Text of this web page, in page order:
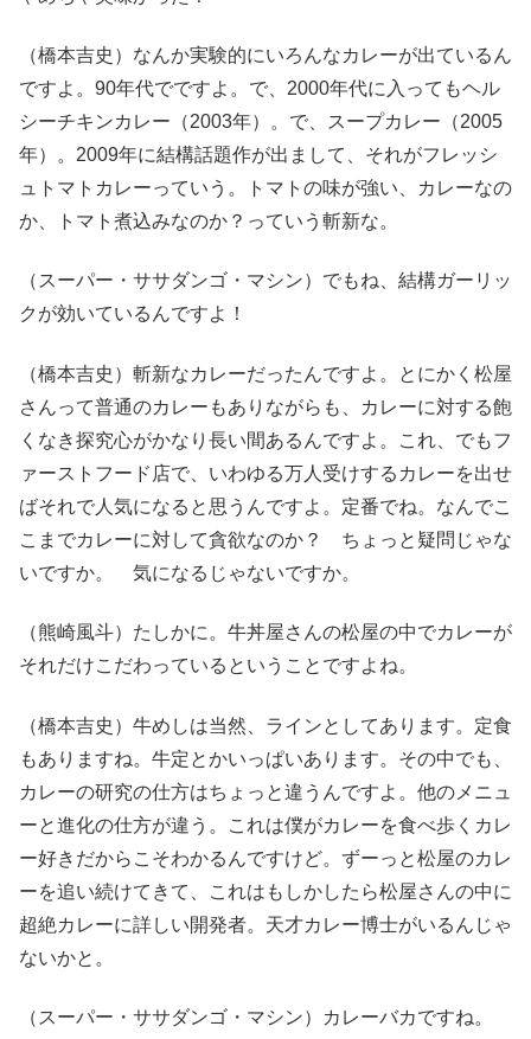
（橋本吉史）なんか実験的にいろんなカレーが出ているん
ですよ。90年代でですよ。で、2000年代に入ってもヘル
シーチキンカレー（2003年）。で、スープカレー（2005
年）。2009年に結構話題作が出まして、それがフレッシ
ュトマトカレーっていう。トマトの味が強い、カレーなの
か、トマト煮込みなのか？っていう斬新な。
（スーパー・ササダンゴ・マシン）でもね、結構ガーリッ
クが効いているんですよ！
（橋本吉史）斬新なカレーだったんですよ。とにかく松屋
さんって普通のカレーもありながらも、カレーに対する飽
くなき探究心がかなり長い間あるんですよ。これ、でもフ
ァーストフード店で、いわゆる万人受けするカレーを出せ
ばそれで人気になると思うんですよ。定番でね。なんでこ
こまでカレーに対して貪欲なのか？ ちょっと疑問じゃな
いですか。 気になるじゃないですか。
（熊崎風斗）たしかに。牛丼屋さんの松屋の中でカレーが
それだけこだわっているということですよね。
（橋本吉史）牛めしは当然、ラインとしてあります。定食
もありますね。牛定とかいっぱいあります。その中でも、
カレーの研究の仕方はちょっと違うんですよ。他のメニュ
ーと進化の仕方が違う。これは僕がカレーを食べ歩くカレ
ー好きだからこそわかるんですけど。ずーっと松屋のカレ
ーを追い続けてきて、これはもしかしたら松屋さんの中に
超絶カレーに詳しい開発者。天才カレー博士がいるんじゃ
ないかと。
（スーパー・ササダンゴ・マシン）カレーバカですね。